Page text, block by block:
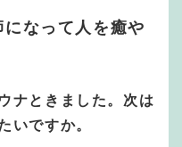
なって人を癒や
ナときました。次は
いですか。